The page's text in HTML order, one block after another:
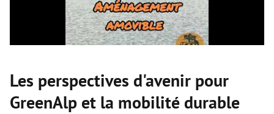
Les perspectives d'avenir pour
GreenAlp et la mobilité durable